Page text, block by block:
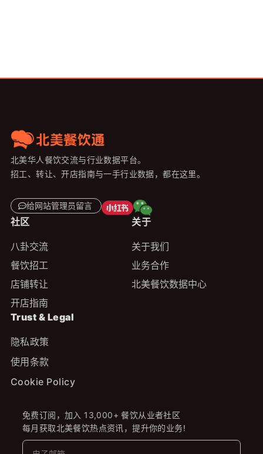
北美华人餐饮交流与行业数据平台。
招工、转让、开店指南与一手行业数据，都在这里。
给网站管理员留言
社区
八卦交流
餐饮招工
店铺转让
开店指南
关于
关于我们
业务合作
北美餐饮数据中心
Trust & Legal
隐私政策
使用条款
Cookie Policy
免费订阅，加入 13,000+ 餐饮从业者社区
每月获取北美餐饮热点资讯，提升你的业务!